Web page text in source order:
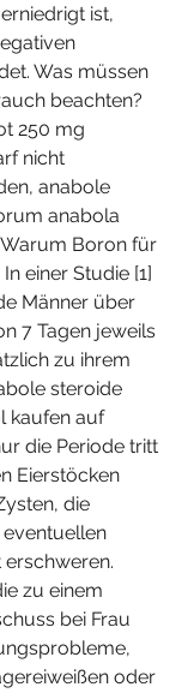
ist,
Was müssen
beachten?
250 mg
nicht
anabole
anabola
Boron für
einer Studie [1]
Männer über
7 Tagen jeweils
zu ihrem
steroide
kaufen auf
die Periode tritt
Eierstöcken
die
eventuellen
zu einem
bei Frau
oder